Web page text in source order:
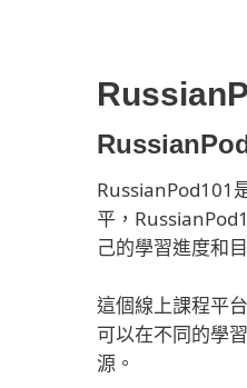
RussianPod101
平，
己的學習進度和
這個線上課程平
可以在不同的學
源。